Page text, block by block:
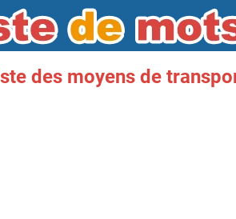
des moyens de